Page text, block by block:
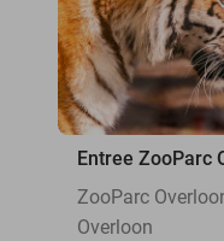
Entree ZooParc
ZooParc
Overloon